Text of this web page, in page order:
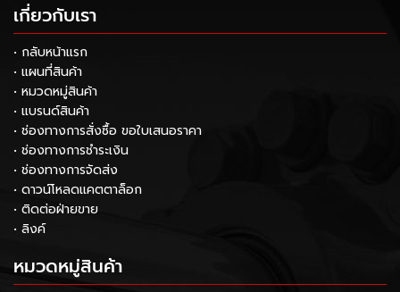
เกี่ยวกับเรา
• กลับหน้าแรก
• แผนที่สินค้า
• หมวดหมู่สินค้า
• แบรนด์สินค้า
• ช่องทางการสั่งซื้อ ขอใบเสนอราคา
• ช่องทางการชำระเงิน
• ช่องทางการจัดส่ง
• ดาวน์โหลดแคตตาล็อก
• ติดต่อฝ่ายขาย
• ลิงค์
หมวดหมู่สินค้า